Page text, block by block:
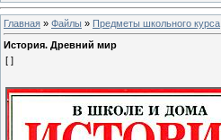
Главная » Файлы » Предметы школьного курса
История. Древний мир
[ ]